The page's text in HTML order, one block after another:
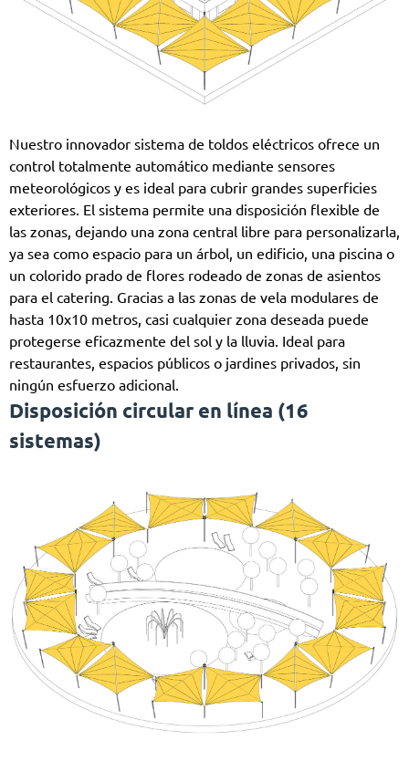
Nuestro innovador sistema de toldos eléctricos ofrece un
control totalmente automático mediante sensores
meteorológicos y es ideal para cubrir grandes superficies
exteriores. El sistema permite una disposición flexible de
las zonas, dejando una zona central libre para personalizarla,
ya sea como espacio para un árbol, un edificio, una piscina o
un colorido prado de flores rodeado de zonas de asientos
para el catering. Gracias a las zonas de vela modulares de
hasta 10x10 metros, casi cualquier zona deseada puede
protegerse eficazmente del sol y la lluvia. Ideal para
restaurantes, espacios públicos o jardines privados, sin
ningún esfuerzo adicional.
Disposición circular en línea (16
sistemas)